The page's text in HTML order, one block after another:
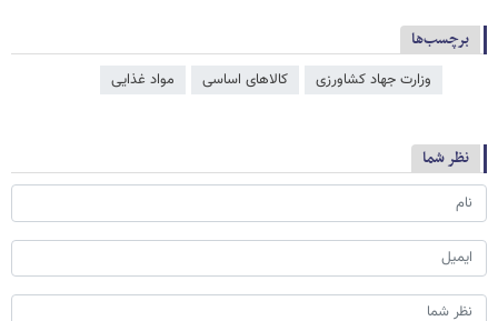
برچسب‌ها
وزارت جهاد کشاورزی کالاهای اساسی مواد غذایی
نظر شما